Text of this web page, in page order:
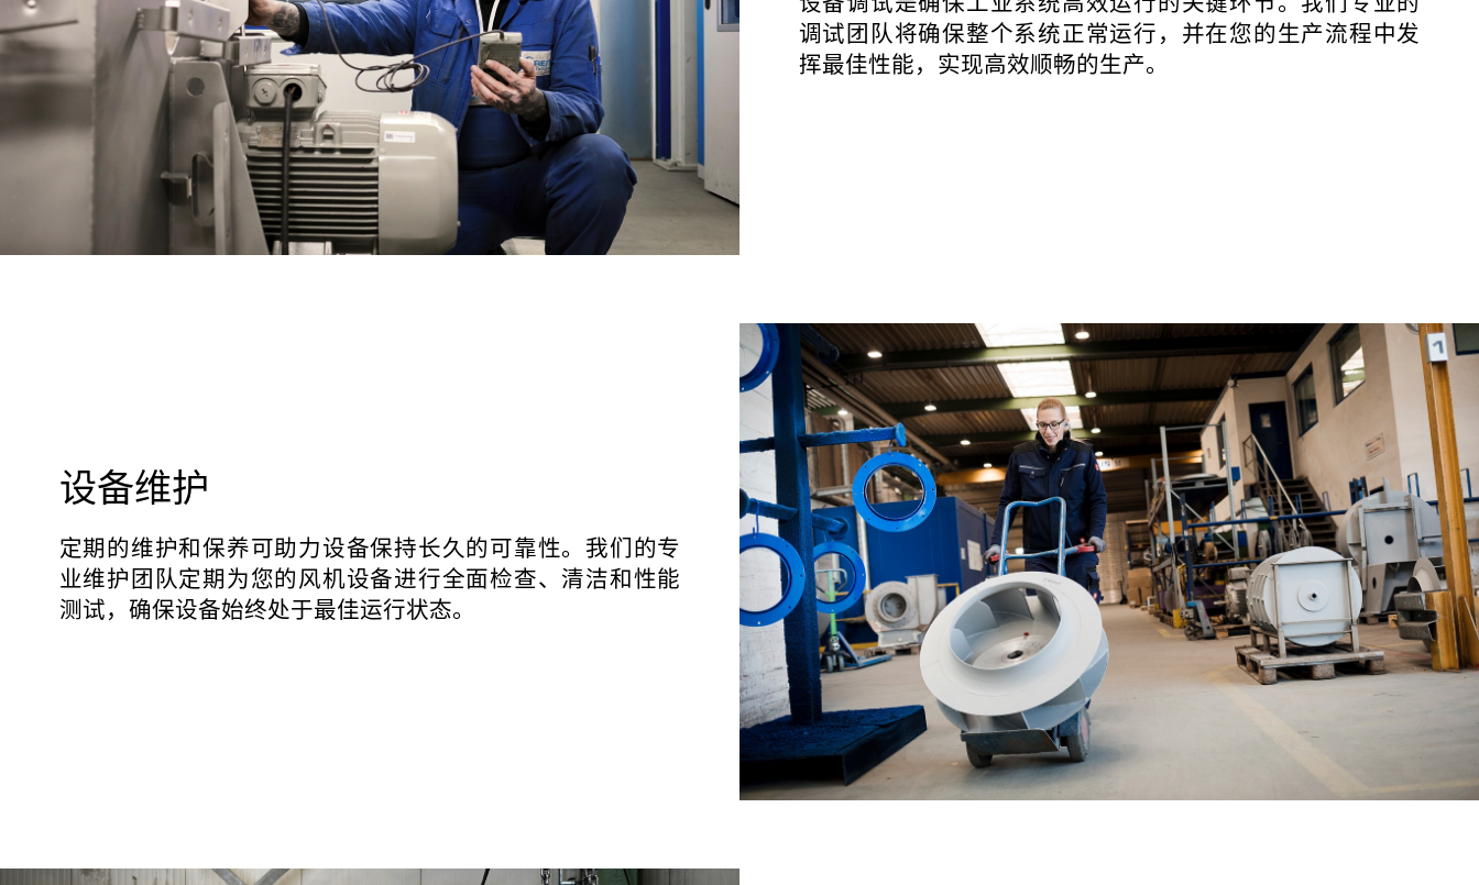
调试团队将确保整个系统正常运行，并在您的生产流程中发
挥最佳性能，实现高效顺畅的生产。
设备维护
定期的维护和保养可助力设备保持长久的可靠性。我们的专
业维护团队定期为您的风机设备进行全面检查、清洁和性能
测试，确保设备始终处于最佳运行状态。
wechat linkedin youtubeinstagram
一般问题 新业务 服务 备件 改造